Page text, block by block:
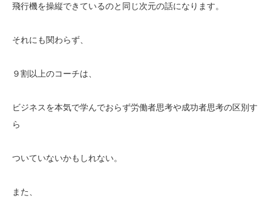
飛行機を操縦できているのと同じ次元の話になります。
それにも関わらず、
９割以上のコーチは、
ビジネスを本気で学んでおらず労働者思考や成功者思考の区別す
ら
ついていないかもしれない。
また、